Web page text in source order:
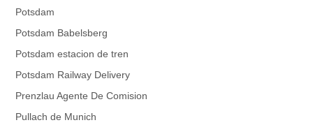
Potsdam
Potsdam Babelsberg
Potsdam estacion de tren
Potsdam Railway Delivery
Prenzlau Agente De Comision
Pullach de Munich